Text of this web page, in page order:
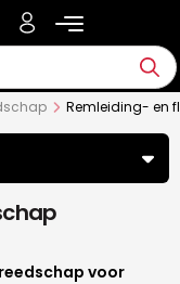
Remleiding- en
voor